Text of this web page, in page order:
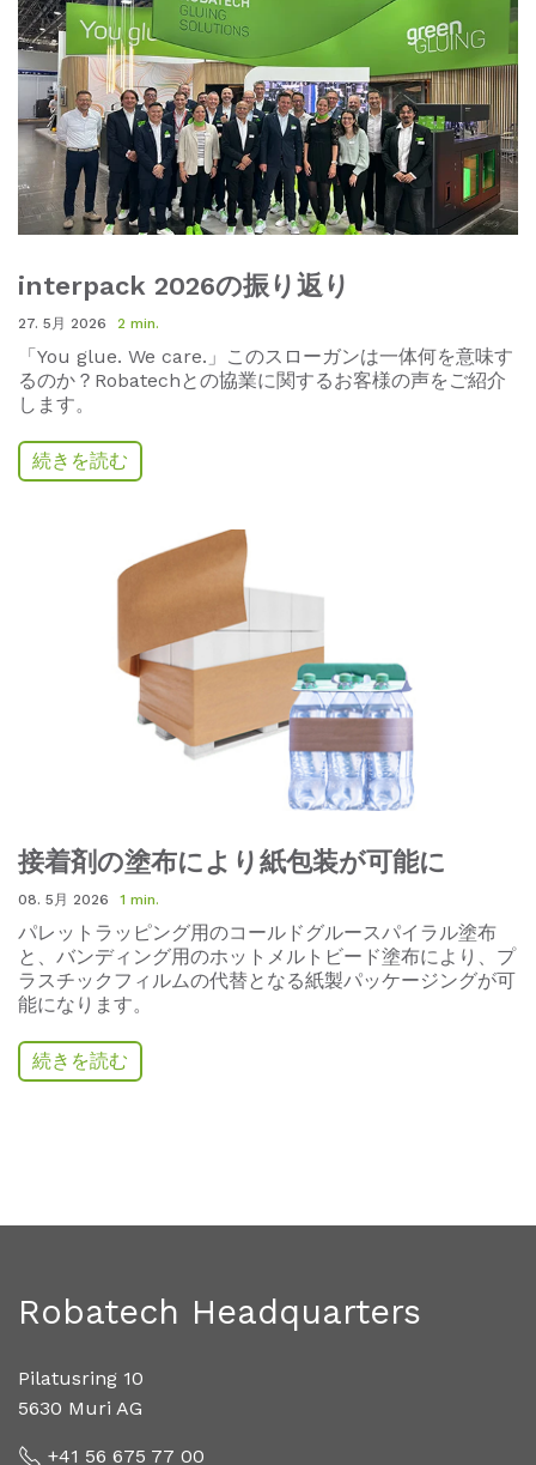
interpack 2026の振り返り
27. 5月 2026 2 min.
「 You glue. We care. 」このスローガンは一体何を意味す
るのか ？ Robatech との協業に関するお客様の声をご紹介
します。
続きを読む
接着剤の塗布により紙包装が可能に
08. 5月 2026 1 min.
パレットラッピング用のコールドグルースパイラル塗布
と、バンディング用のホットメルトビード塗布により、プ
ラスチックフィルムの代替となる紙製パッケージングが可
能になります。
続きを読む
Robatech Headquarters
Pilatusring 10
5630 Muri AG
+41 56 675 77 00